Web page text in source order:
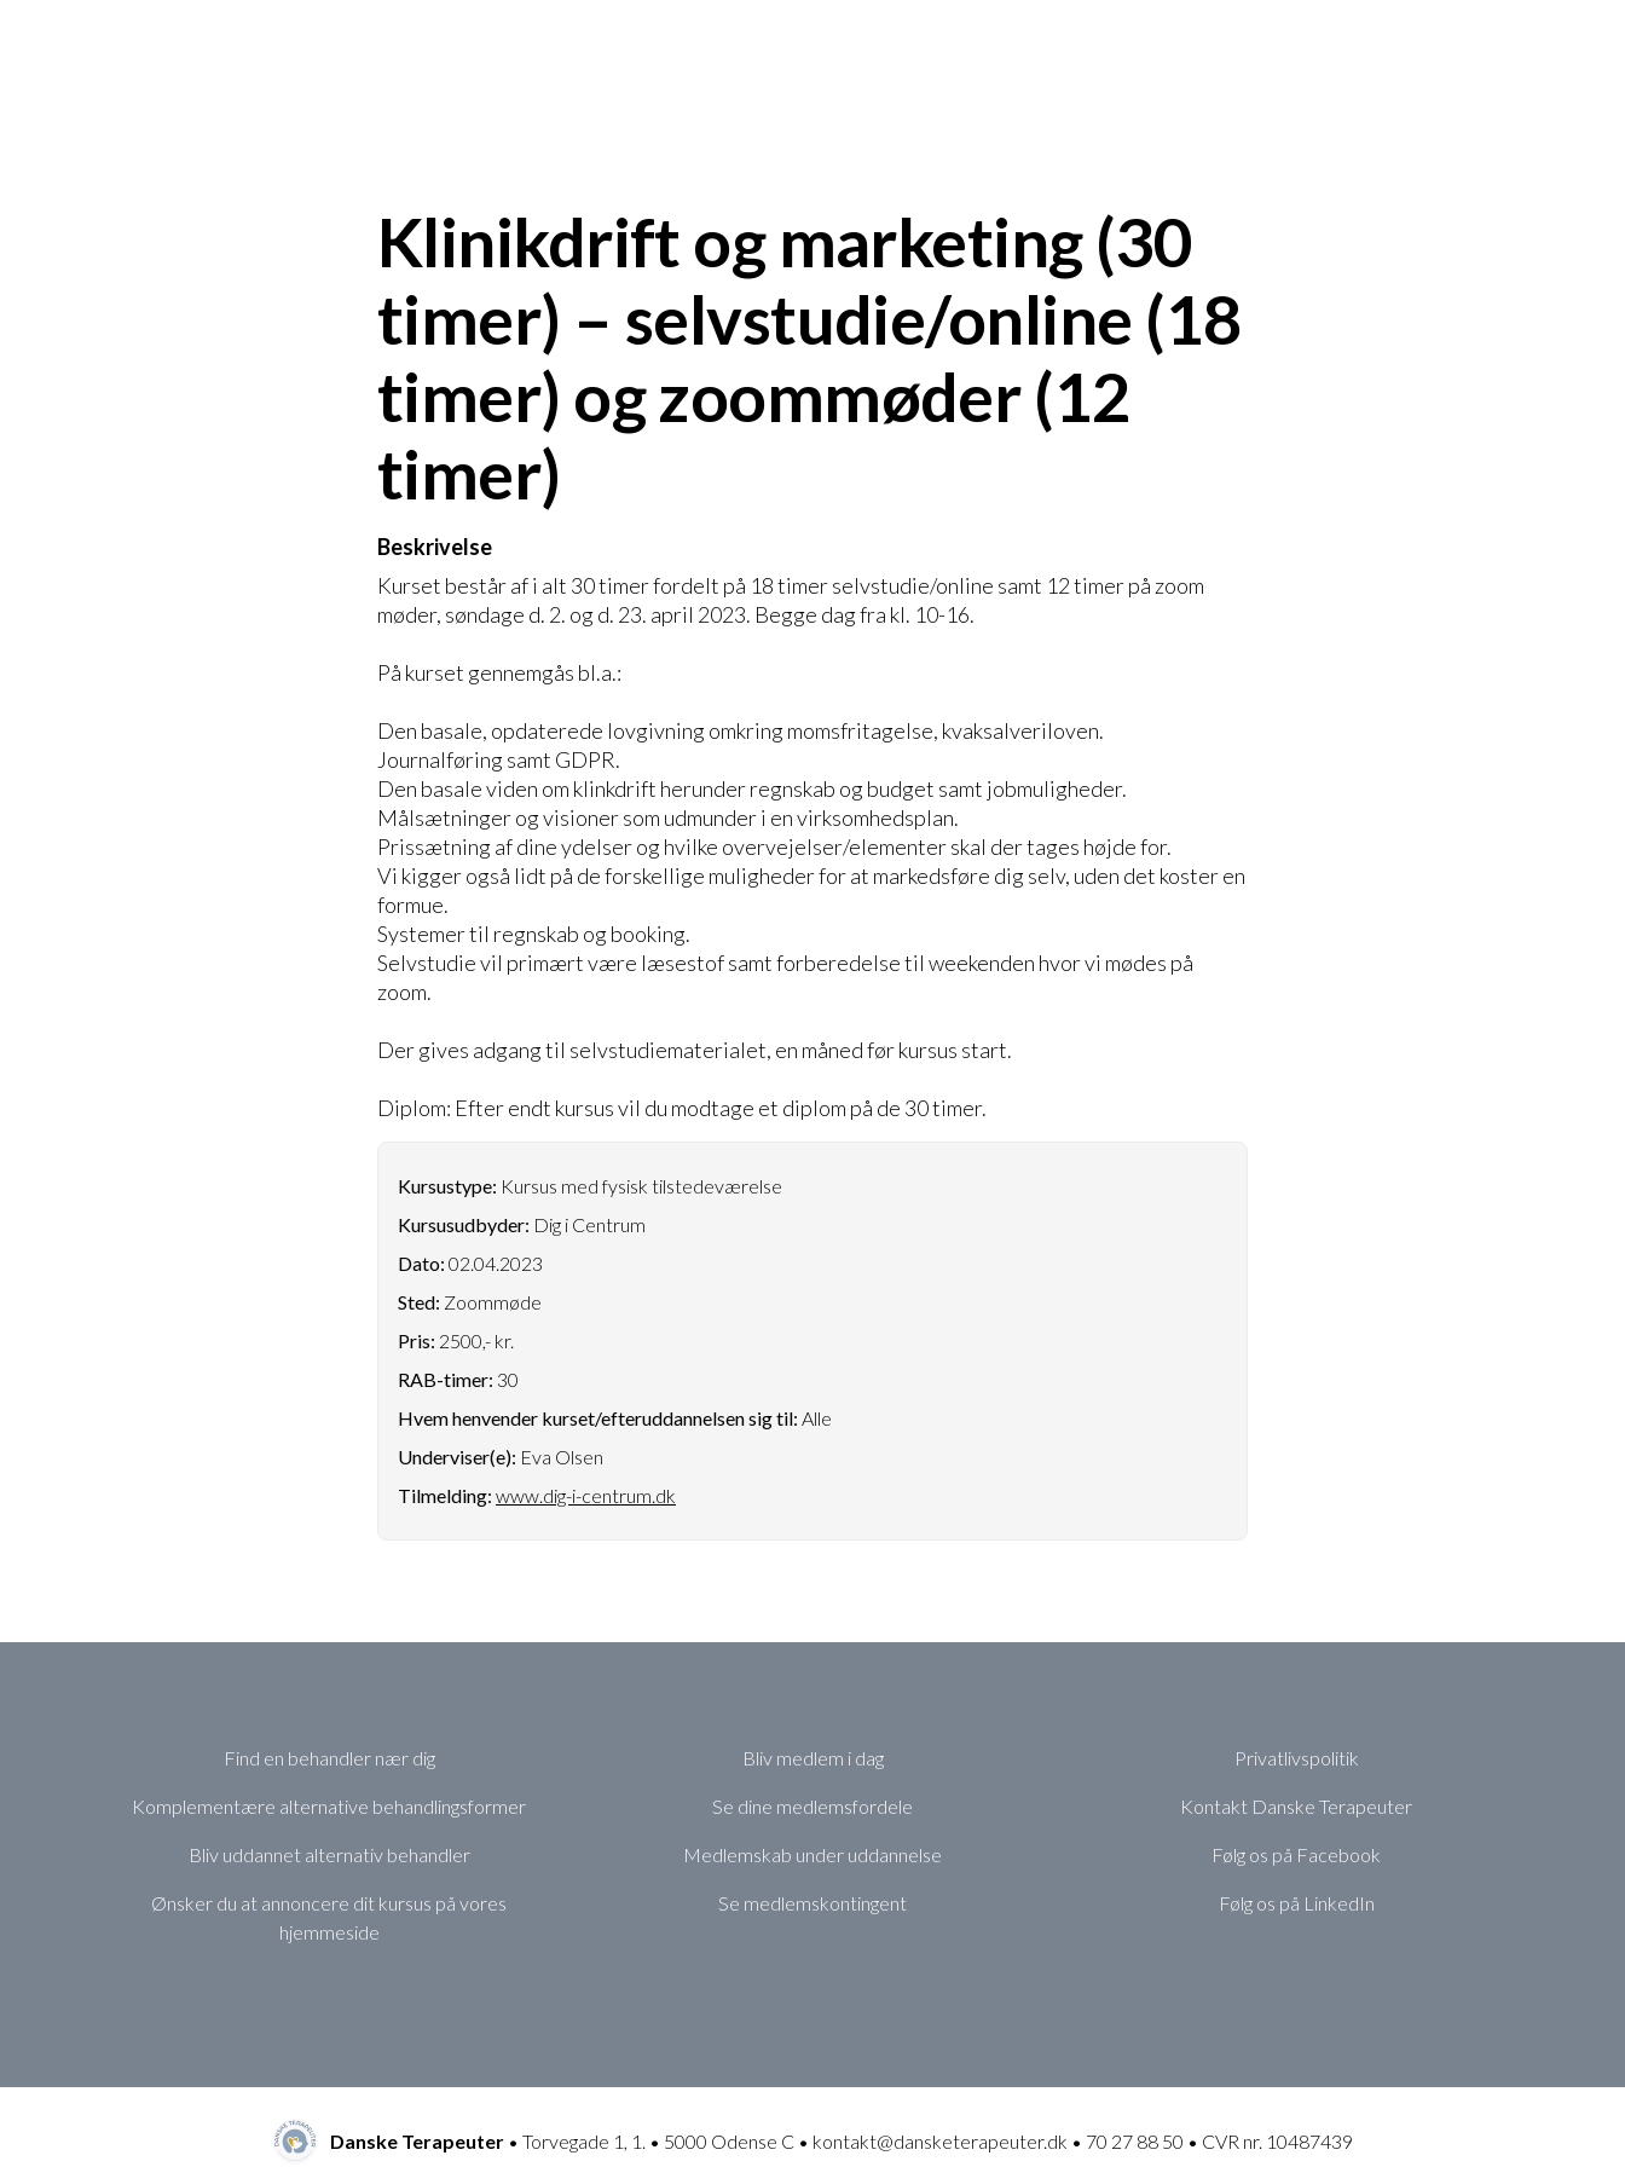
Klinikdrift og marketing (30
timer) – selvstudie/online (18
timer) og zoommøder (12
timer)
Beskrivelse
Kurset består af i alt 30 timer fordelt på 18 timer selvstudie/online samt 12 timer på zoom
møder, søndage d. 2. og d. 23. april 2023. Begge dag fra kl. 10-16.
På kurset gennemgås bl.a.:
Den basale, opdaterede lovgivning omkring momsfritagelse, kvaksalveriloven.
Journalføring samt GDPR.
Den basale viden om klinkdrift herunder regnskab og budget samt jobmuligheder.
Målsætninger og visioner som udmunder i en virksomhedsplan.
Prissætning af dine ydelser og hvilke overvejelser/elementer skal der tages højde for.
Vi kigger også lidt på de forskellige muligheder for at markedsføre dig selv, uden det koster en
formue.
Systemer til regnskab og booking.
Selvstudie vil primært være læsestof samt forberedelse til weekenden hvor vi mødes på
zoom.
Der gives adgang til selvstudiematerialet, en måned før kursus start.
Diplom: Efter endt kursus vil du modtage et diplom på de 30 timer.
Kursustype: Kursus med fysisk tilstedeværelse
Kursusudbyder: Dig i Centrum
Dato: 02.04.2023
Sted: Zoommøde
Pris: 2500,- kr.
RAB-timer: 30
Hvem henvender kurset/efteruddannelsen sig til: Alle
Underviser(e): Eva Olsen
Tilmelding: www.dig-i-centrum.dk
Find en behandler nær dig
Komplementære alternative behandlingsformer
Bliv uddannet alternativ behandler
Ønsker du at annoncere dit kursus på vores
hjemmeside
Bliv medlem i dag
Se dine medlemsfordele
Medlemskab under uddannelse
Se medlemskontingent
Privatlivspolitik
Kontakt Danske Terapeuter
Følg os på Facebook
Følg os på LinkedIn
Danske Terapeuter • Torvegade 1, 1. • 5000 Odense C • kontakt@dansketerapeuter.dk • 70 27 88 50 • CVR nr. 10487439